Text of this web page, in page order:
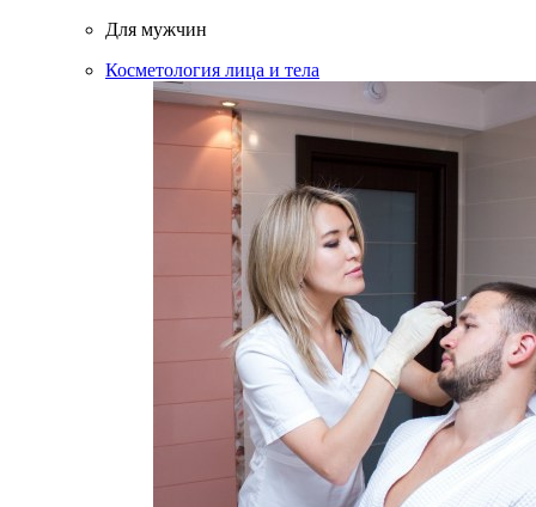
Для мужчин
Косметология лица и тела